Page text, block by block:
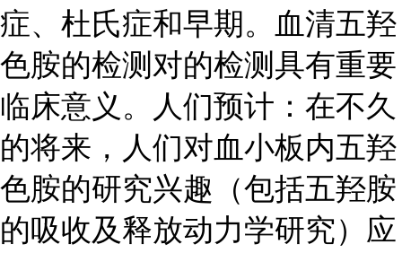
症、杜氏症和早期。血清五羟
色胺的检测对的检测具有重要
临床意义。人们预计：在不久
的将来，人们对血小板内五羟
色胺的研究兴趣（包括五羟胺
的吸收及释放动力学研究）应